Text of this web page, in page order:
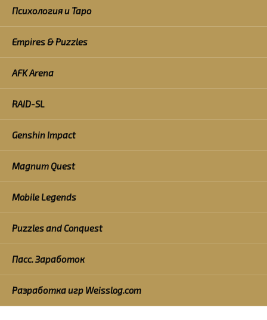
Психология и Таро
Empires & Puzzles
AFK Arena
RAID-SL
Genshin Impact
Magnum Quest
Mobile Legends
Puzzles and Conquest
Пасс. Заработок
Разработка игр Weisslog.com